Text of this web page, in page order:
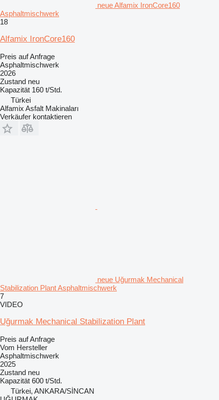
neue Alfamix IronCore160
Asphaltmischwerk
18
Alfamix IronCore160
Preis auf Anfrage
Asphaltmischwerk
2026
Zustand neu
Kapazität 160 t/Std.
Türkei
Alfamix Asfalt Makinaları
Verkäufer kontaktieren
neue Uğurmak Mechanical
Stabilization Plant Asphaltmischwerk
7
VIDEO
Uğurmak Mechanical Stabilization Plant
Preis auf Anfrage
Vom Hersteller
Asphaltmischwerk
2025
Zustand neu
Kapazität 600 t/Std.
Türkei, ANKARA/SİNCAN